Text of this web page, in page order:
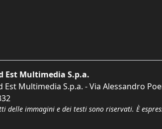
Est Multimedia S.p.a.
Est Multimedia S.p.a. - Via Alessandro
delle immagini e dei testi sono riservati. È